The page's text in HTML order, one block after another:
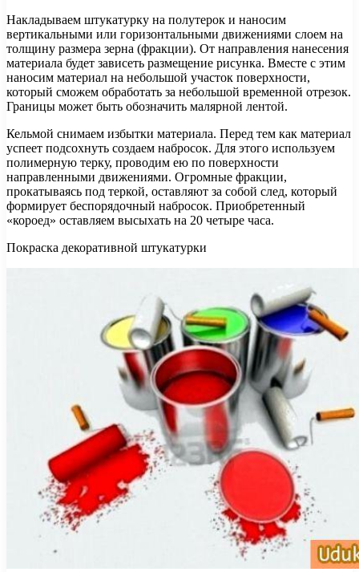
Накладываем штукатурку на полутерок и наносим
вертикальными или горизонтальными движениями слоем на
толщину размера зерна (фракции). От направления нанесения
материала будет зависеть размещение рисунка. Вместе с этим
наносим материал на небольшой участок поверхности,
который сможем обработать за небольшой временной отрезок.
Границы может быть обозначить малярной лентой.
Кельмой снимаем избытки материала. Перед тем как материал
успеет подсохнуть создаем набросок. Для этого используем
полимерную терку, проводим ею по поверхности
направленными движениями. Огромные фракции,
прокатываясь под теркой, оставляют за собой след, который
формирует беспорядочный набросок. Приобретенный
«короед» оставляем высыхать на 20 четыре часа.
Покраска декоративной штукатурки